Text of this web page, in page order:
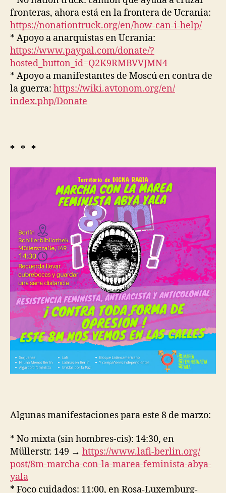
fronteras, ahora está en la frontera de Ucrania:
https://nonationtruck.org/en/how-can-i-help/
* Apoyo a anarquistas en Ucrania:
https://www.paypal.com/donate/?
hosted_button_id=Q2K9RMBVVJMN4
* Apoyo a manifestantes de Moscú en contra de
la guerra: https://wiki.avtonom.org/en/
index.php/Donate
* * *
Algunas manifestaciones para este 8 de marzo:
* No mixta (sin hombres-cis): 14:30, en
Müllerstr. 149 → https://www.lafi-berlin.org/
post/8m-marcha-con-la-marea-feminista-abya-
yala
* Foco cuidados: 11:00, en Rosa-Luxemburg-